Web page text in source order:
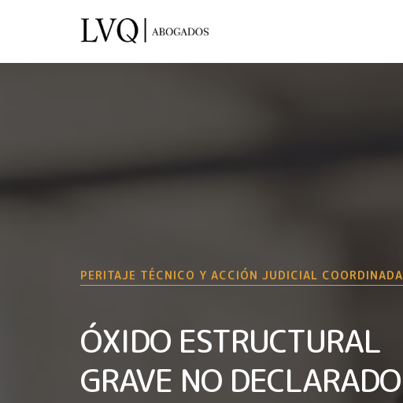
PERITAJE TÉCNICO Y ACCIÓN JUDICIAL COORDINADA
ÓXIDO ESTRUCTURAL
GRAVE NO DECLARADO